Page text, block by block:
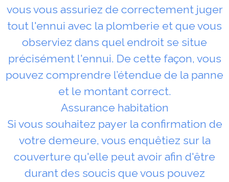
vous vous assuriez de correctement juger
tout l'ennui avec la plomberie et que vous
observiez dans quel endroit se situe
précisément l'ennui. De cette façon, vous
pouvez comprendre l’étendue de la panne
et le montant correct.
Assurance habitation
Si vous souhaitez payer la confirmation de
votre demeure, vous enquêtiez sur la
couverture qu'elle peut avoir afin d'être
durant des soucis que vous pouvez